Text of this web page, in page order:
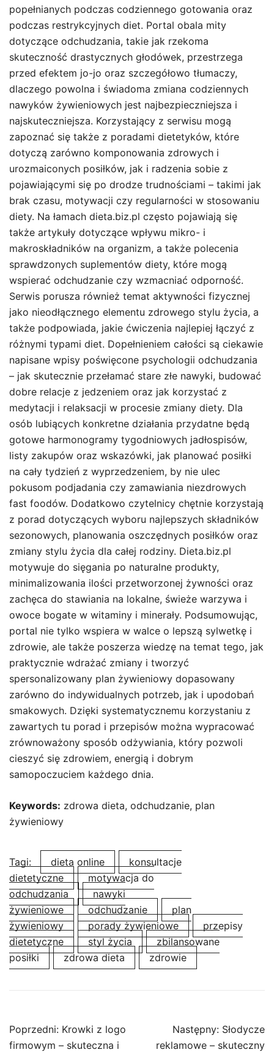
popełnianych podczas codziennego gotowania oraz
podczas restrykcyjnych diet. Portal obala mity
dotyczące odchudzania, takie jak rzekoma
skuteczność drastycznych głodówek, przestrzega
przed efektem jo-jo oraz szczegółowo tłumaczy,
dlaczego powolna i świadoma zmiana codziennych
nawyków żywieniowych jest najbezpieczniejsza i
najskuteczniejsza. Korzystający z serwisu mogą
zapoznać się także z poradami dietetyków, które
dotyczą zarówno komponowania zdrowych i
urozmaiconych posiłków, jak i radzenia sobie z
pojawiającymi się po drodze trudnościami – takimi jak
brak czasu, motywacji czy regularności w stosowaniu
diety. Na łamach dieta.biz.pl często pojawiają się
także artykuły dotyczące wpływu mikro- i
makroskładników na organizm, a także polecenia
sprawdzonych suplementów diety, które mogą
wspierać odchudzanie czy wzmacniać odporność.
Serwis porusza również temat aktywności fizycznej
jako nieodłącznego elementu zdrowego stylu życia, a
także podpowiada, jakie ćwiczenia najlepiej łączyć z
różnymi typami diet. Dopełnieniem całości są ciekawie
napisane wpisy poświęcone psychologii odchudzania
– jak skutecznie przełamać stare złe nawyki, budować
dobre relacje z jedzeniem oraz jak korzystać z
medytacji i relaksacji w procesie zmiany diety. Dla
osób lubiących konkretne działania przydatne będą
gotowe harmonogramy tygodniowych jadłospisów,
listy zakupów oraz wskazówki, jak planować posiłki
na cały tydzień z wyprzedzeniem, by nie ulec
pokusom podjadania czy zamawiania niezdrowych
fast foodów. Dodatkowo czytelnicy chętnie korzystają
z porad dotyczących wyboru najlepszych składników
sezonowych, planowania oszczędnych posiłków oraz
zmiany stylu życia dla całej rodziny. Dieta.biz.pl
motywuje do sięgania po naturalne produkty,
minimalizowania ilości przetworzonej żywności oraz
zachęca do stawiania na lokalne, świeże warzywa i
owoce bogate w witaminy i minerały. Podsumowując,
portal nie tylko wspiera w walce o lepszą sylwetkę i
zdrowie, ale także poszerza wiedzę na temat tego, jak
praktycznie wdrażać zmiany i tworzyć
spersonalizowany plan żywieniowy dopasowany
zarówno do indywidualnych potrzeb, jak i upodobań
smakowych. Dzięki systematycznemu korzystaniu z
zawartych tu porad i przepisów można wypracować
zrównoważony sposób odżywiania, który pozwoli
cieszyć się zdrowiem, energią i dobrym
samopoczuciem każdego dnia.
Keywords: zdrowa dieta, odchudzanie, plan
żywieniowy
Tagi: dieta online
konsultacje
dietetyczne
motywacja do
odchudzania
nawyki
żywieniowe
odchudzanie
plan
żywieniowy
porady żywieniowe
przepisy
dietetyczne
styl życia
zbilansowane
posiłki
zdrowa dieta zdrowie
Nawigacja
wpisu
Poprzedni: Krowki z logo
firmowym – skuteczna i
Następny: Słodycze
reklamowe – skuteczny